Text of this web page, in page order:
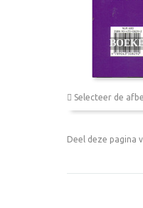
Selecteer de
Deel deze pagina